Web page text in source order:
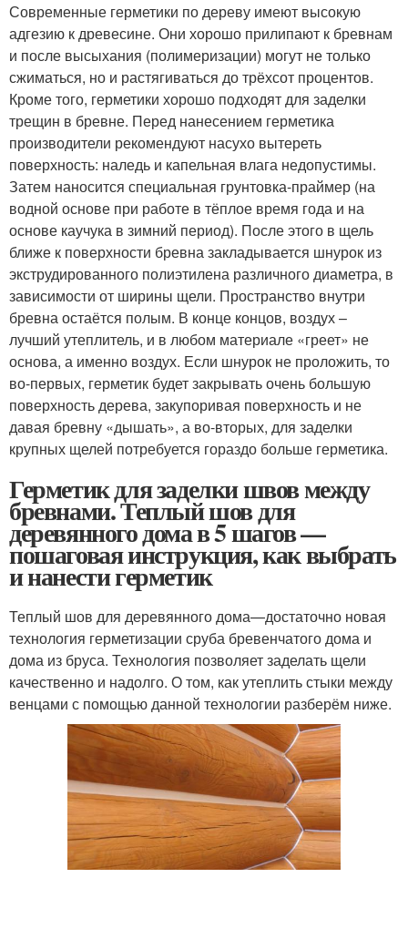
Современные герметики по дереву имеют высокую
адгезию к древесине. Они хорошо прилипают к бревнам
и после высыхания (полимеризации) могут не только
сжиматься, но и растягиваться до трёхсот процентов.
Кроме того, герметики хорошо подходят для заделки
трещин в бревне. Перед нанесением герметика
производители рекомендуют насухо вытереть
поверхность: наледь и капельная влага недопустимы.
Затем наносится специальная грунтовка-праймер (на
водной основе при работе в тёплое время года и на
основе каучука в зимний период). После этого в щель
ближе к поверхности бревна закладывается шнурок из
экструдированного полиэтилена различного диаметра, в
зависимости от ширины щели. Пространство внутри
бревна остаётся полым. В конце концов, воздух –
лучший утеплитель, и в любом материале «греет» не
основа, а именно воздух. Если шнурок не проложить, то
во-первых, герметик будет закрывать очень большую
поверхность дерева, закупоривая поверхность и не
давая бревну «дышать», а во-вторых, для заделки
крупных щелей потребуется гораздо больше герметика.
Герметик для заделки швов между
бревнами. Теплый шов для
деревянного дома в 5 шагов —
пошаговая инструкция, как выбрать
и нанести герметик
Теплый шов для деревянного дома—достаточно новая
технология герметизации сруба бревенчатого дома и
дома из бруса. Технология позволяет заделать щели
качественно и надолго. О том, как утеплить стыки между
венцами с помощью данной технологии разберём ниже.